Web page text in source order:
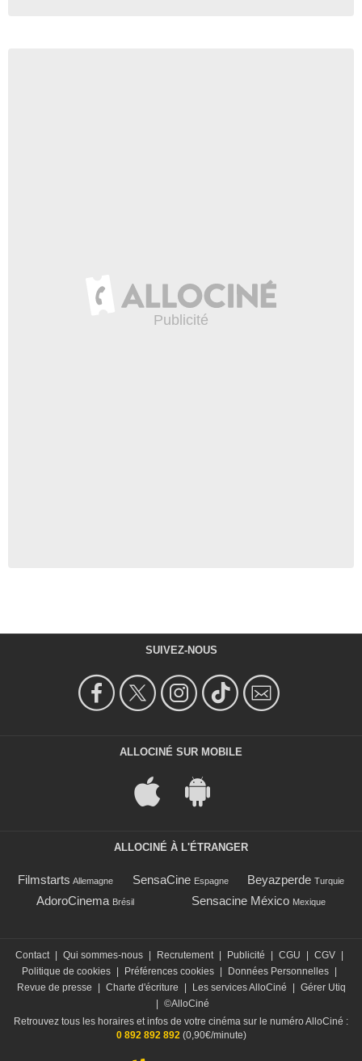
SUIVEZ-NOUS
ALLOCINÉ SUR MOBILE
ALLOCINÉ À L'ÉTRANGER
Filmstarts Allemagne SensaCine Espagne Beyazperde Turquie
AdoroCinema Brésil Sensacine México Mexique
Contact Qui sommes-nous Recrutement Publicité CGU CGV
Politique de cookies
Préférences cookies Données Personnelles
Revue de presse
Charte d'écriture Les services AlloCiné
Gérer Utiq
©AlloCiné
Retrouvez tous les horaires et infos de votre cinéma sur le numéro AlloCiné :
0 892 892 892(0,90€/minute)